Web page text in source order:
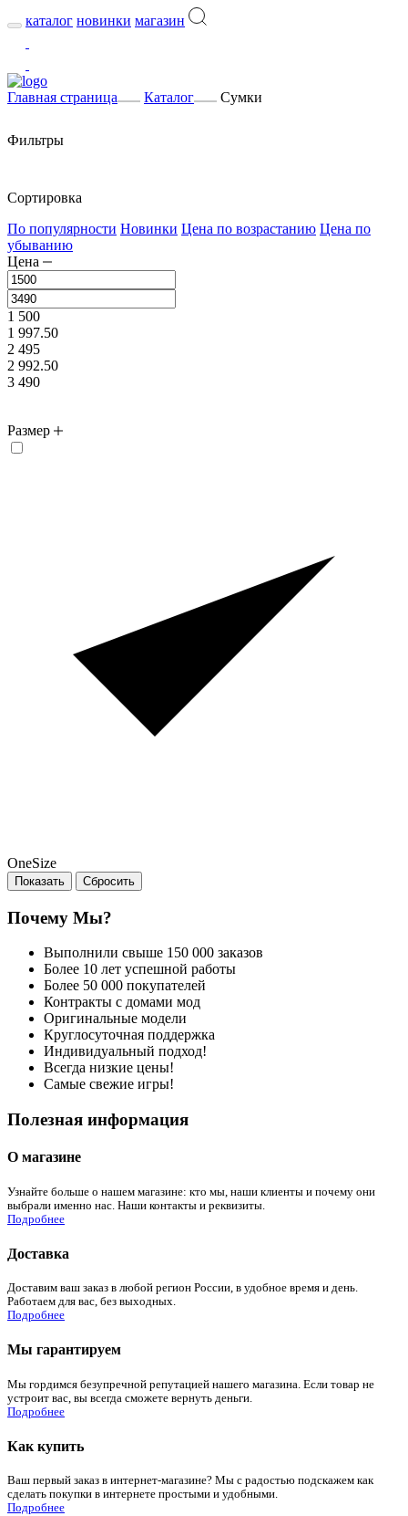
каталог новинки магазин
Главная страница Каталог Сумки
Фильтры
Сортировка
По популярности Новинки Цена по возрастанию Цена по
убыванию
Цена
1 500
1 997.50
2 495
2 992.50
3 490
Размер
OneSize
Почему Мы?
Выполнили свыше 150 000 заказов
Более 10 лет успешной работы
Более 50 000 покупателей
Контракты с домами мод
Оригинальные модели
Круглосуточная поддержка
Индивидуальный подход!
Всегда низкие цены!
Самые свежие игры!
Полезная информация
О магазине
Узнайте больше о нашем магазине: кто мы, наши клиенты и почему они
выбрали именно нас. Наши контакты и реквизиты.
Подробнее
Доставка
Доставим ваш заказ в любой регион России, в удобное время и день.
Работаем для вас, без выходных.
Подробнее
Мы гарантируем
Мы гордимся безупречной репутацией нашего магазина. Если товар не
устроит вас, вы всегда сможете вернуть деньги.
Подробнее
Как купить
Ваш первый заказ в интернет-магазине? Мы с радостью подскажем как
сделать покупки в интернете простыми и удобными.
Подробнее